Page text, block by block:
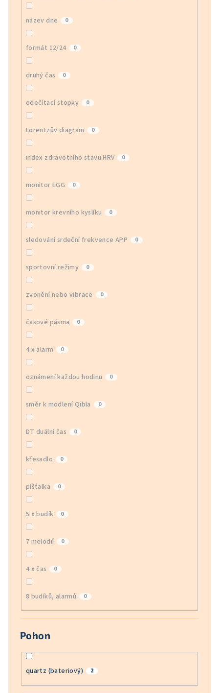
název dne 0
formát 12/24 0
druhý čas 0
odečítací stopky 0
Lorentzův diagram 0
index zdravotního stavu HRV 0
monitor EGG 0
monitor krevního kyslíku 0
sledování srdeční frekvence APP 0
sportovní režimy 0
zvonění nebo vibrace 0
časové pásma 0
4 x alarm 0
oznámení každou hodinu 0
směr k modlení Qibla 0
DT duální čas 0
křesadlo 0
píšťalka 0
5 x budík 0
7 melodií 0
4 x čas 0
8 budíků, alarmů 0
Pohon
quartz (bateriový) 2